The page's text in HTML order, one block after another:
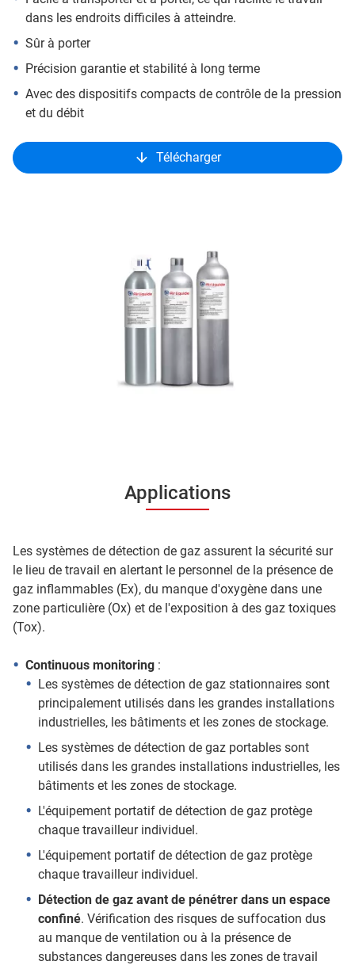
dans les endroits difficiles à atteindre.
Sûr à porter
Précision garantie et stabilité à long terme
Avec des dispositifs compacts de contrôle de la pression
et du débit
Télécharger
Applications
Les systèmes de détection de gaz assurent la sécurité sur
le lieu de travail en alertant le personnel de la présence de
gaz inflammables (Ex), du manque d'oxygène dans une
zone particulière (Ox) et de l'exposition à des gaz toxiques
(Tox).
Continuous monitoring :
Les systèmes de détection de gaz stationnaires sont
principalement utilisés dans les grandes installations
industrielles, les bâtiments et les zones de stockage.
Les systèmes de détection de gaz portables sont
utilisés dans les grandes installations industrielles, les
bâtiments et les zones de stockage.
L'équipement portatif de détection de gaz protège
chaque travailleur individuel.
L'équipement portatif de détection de gaz protège
chaque travailleur individuel.
Détection de gaz avant de pénétrer dans un espace
confiné. Vérification des risques de suffocation dus
au manque de ventilation ou à la présence de
substances dangereuses dans les zones de travail